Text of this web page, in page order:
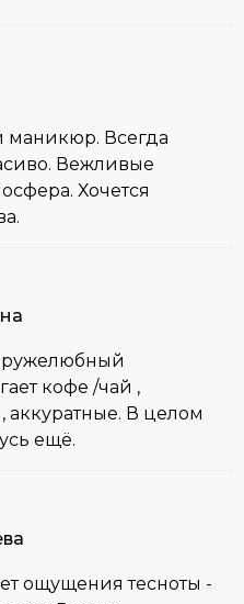
маникюр. Всегда
Вежливые
Хочется
кофе /чай ,
аккуратные. В целом
ещё.
ощущения тесноты -